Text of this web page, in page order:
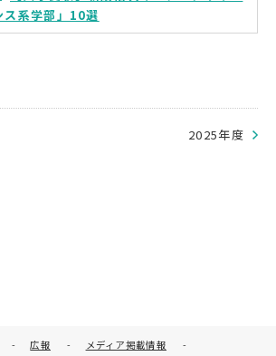
ス系学部」10選
2025年度
- 広報 - メディア掲載情報
-